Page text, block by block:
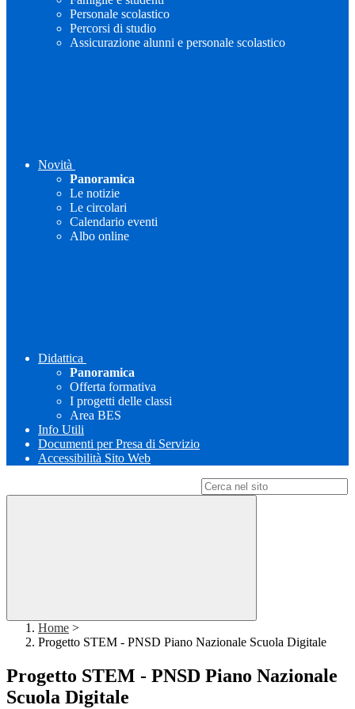
Personale scolastico
Percorsi di studio
Assicurazione alunni e personale scolastico
Novità
Panoramica
Le notizie
Le circolari
Calendario eventi
Albo online
Didattica
Panoramica
Offerta formativa
I progetti delle classi
Area BES
Info Utili
Documenti per Presa di Servizio
Accessibilità Sito Web
Home >
Progetto STEM - PNSD Piano Nazionale Scuola Digitale
Progetto STEM - PNSD Piano Nazionale
Scuola Digitale